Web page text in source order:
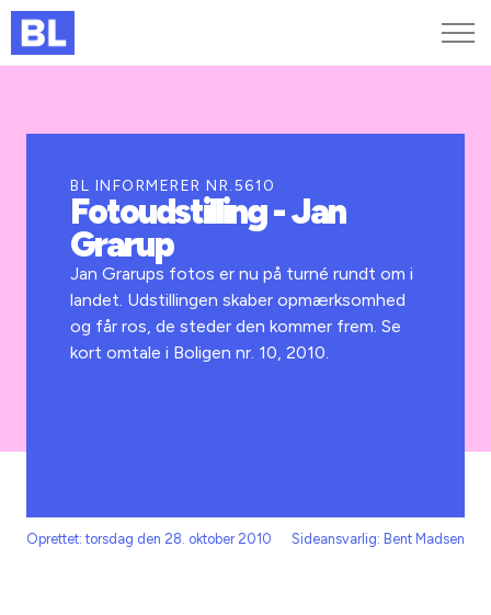
Kurser og arrangementer
Jobportalen
BL INFORMERER NR.5610
Fotoudstilling - Jan
Grarup
Jan Grarups fotos er nu på turné rundt om i
landet. Udstillingen skaber opmærksomhed
og får ros, de steder den kommer frem. Se
kort omtale i Boligen nr. 10, 2010.
Oprettet: torsdag den 28. oktober 2010 Sideansvarlig: Bent Madsen